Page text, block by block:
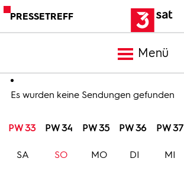
PRESSETREFF
Menü
Meldungen
Programm
Es wurden keine Sendungen gefunden
PW 33 PW 34 PW 35 PW 36 PW 37
SA SO MO DI MI